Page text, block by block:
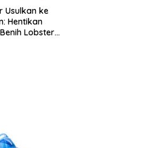
Usulkan ke
Hentikan
Lobster,